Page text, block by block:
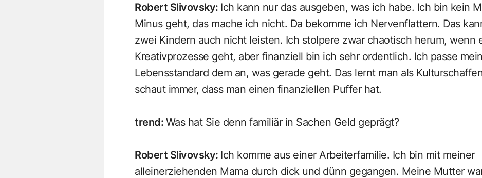
Robert Slivovsky: Ich kann nur das ausgeben, was ich habe. Ich bin kein
Minus geht, das mache ich nicht. Da bekomme ich Nervenflattern. Das
zwei Kindern auch nicht leisten. Ich stolpere zwar chaotisch herum, wenn
Kreativprozesse geht, aber finanziell bin ich sehr ordentlich. Ich passe
Lebensstandard dem an, was gerade geht. Das lernt man als
schaut immer, dass man einen finanziellen Puffer hat.
trend: Was hat Sie denn familiär in Sachen Geld geprägt?
Robert Slivovsky: Ich komme aus einer Arbeiterfamilie. Ich bin mit meiner
alleinerziehenden Mama durch dick und dünn gegangen. Meine Mutter